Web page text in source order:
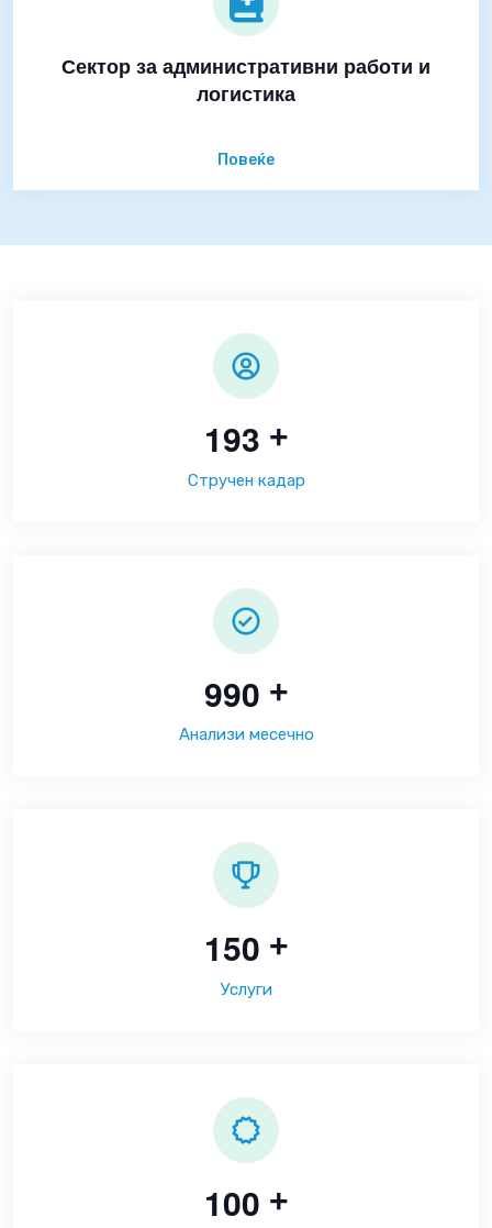
Сектор за административни работи и
логистика
Повеќе
193 +
Стручен кадар
990 +
Анализи месечно
150 +
Услуги
100 +